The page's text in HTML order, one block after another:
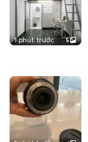
1 phút trước 5